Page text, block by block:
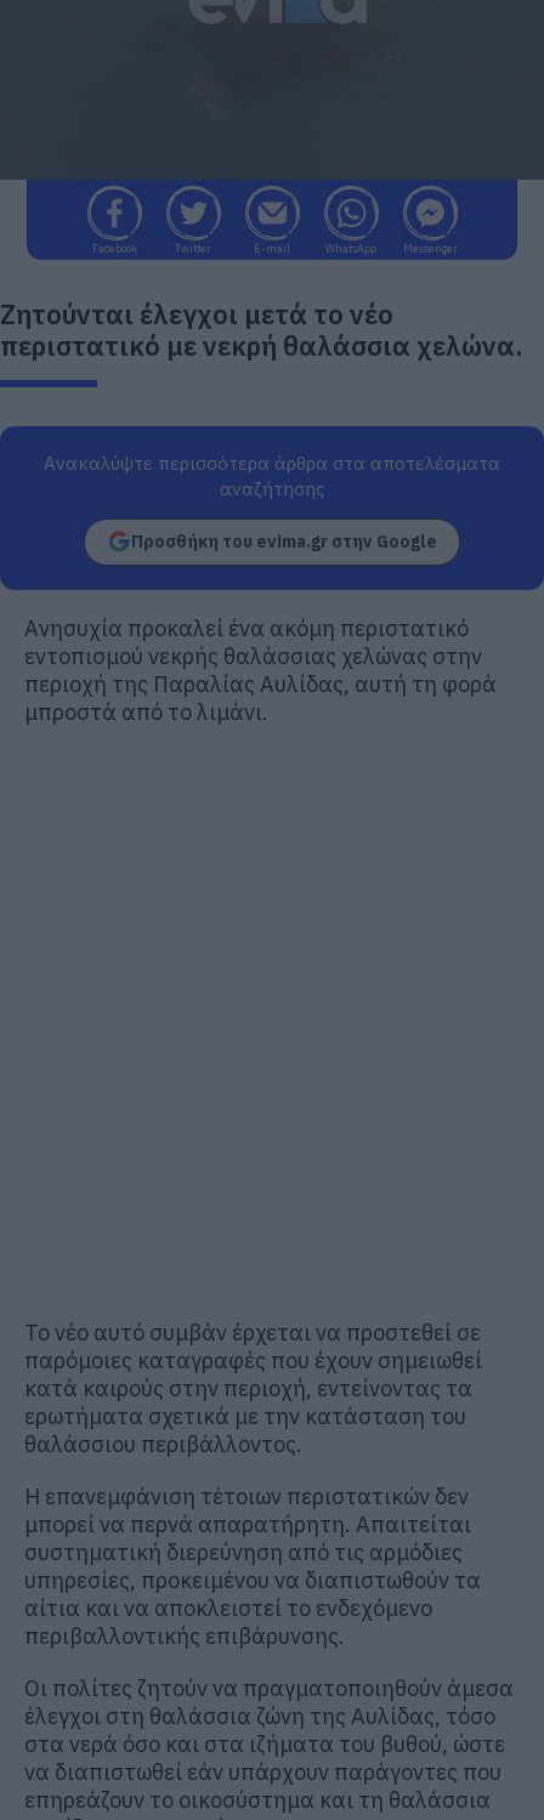
Facebook Twitter E-mail WhatsApp Messenger
Ζητούνται έλεγχοι μετά το νέο
περιστατικό με νεκρή θαλάσσια χελώνα.
Ανακαλύψτε περισσότερα άρθρα στα αποτελέσματα
αναζήτησης
Προσθήκη του evima.gr στην Google
Ανησυχία προκαλεί ένα ακόμη περιστατικό
εντοπισμού νεκρής θαλάσσιας χελώνας στην
περιοχή της Παραλίας Αυλίδας, αυτή τη φορά
μπροστά από το λιμάνι.
Το νέο αυτό συμβάν έρχεται να προστεθεί σε
παρόμοιες καταγραφές που έχουν σημειωθεί
κατά καιρούς στην περιοχή, εντείνοντας τα
ερωτήματα σχετικά με την κατάσταση του
θαλάσσιου περιβάλλοντος.
Η επανεμφάνιση τέτοιων περιστατικών δεν
μπορεί να περνά απαρατήρητη. Απαιτείται
συστηματική διερεύνηση από τις αρμόδιες
υπηρεσίες, προκειμένου να διαπιστωθούν τα
αίτια και να αποκλειστεί το ενδεχόμενο
περιβαλλοντικής επιβάρυνσης.
Οι πολίτες ζητούν να πραγματοποιηθούν άμεσα
έλεγχοι στη θαλάσσια ζώνη της Αυλίδας, τόσο
στα νερά όσο και στα ιζήματα του βυθού, ώστε
να διαπιστωθεί εάν υπάρχουν παράγοντες που
επηρεάζουν το οικοσύστημα και τη θαλάσσια